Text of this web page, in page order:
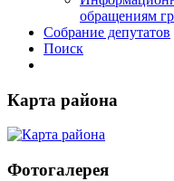
обращениям
Собрание депутатов
Поиск
Карта района
Фотогалерея